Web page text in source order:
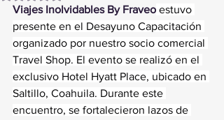
Viajes Inolvidables By Fraveo estuvo
presente en el Desayuno Capacitación
organizado por nuestro socio comercial
Travel Shop. El evento se realizó en el
exclusivo Hotel Hyatt Place, ubicado en
Saltillo, Coahuila. Durante este
encuentro, se fortalecieron lazos de